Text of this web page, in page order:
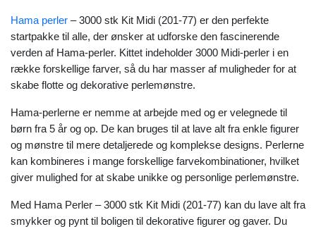
Hama perler – 3000 stk Kit Midi (201-77) er den perfekte
startpakke til alle, der ønsker at udforske den fascinerende
verden af Hama-perler. Kittet indeholder 3000 Midi-perler i en
række forskellige farver, så du har masser af muligheder for at
skabe flotte og dekorative perlemønstre.
Hama-perlerne er nemme at arbejde med og er velegnede til
børn fra 5 år og op. De kan bruges til at lave alt fra enkle figurer
og mønstre til mere detaljerede og komplekse designs. Perlerne
kan kombineres i mange forskellige farvekombinationer, hvilket
giver mulighed for at skabe unikke og personlige perlemønstre.
Med Hama Perler – 3000 stk Kit Midi (201-77) kan du lave alt fra
smykker og pynt til boligen til dekorative figurer og gaver. Du